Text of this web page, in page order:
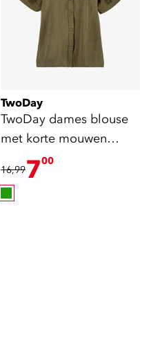
TwoDay
TwoDay dames blouse
met korte mouwen
groen
16,99700